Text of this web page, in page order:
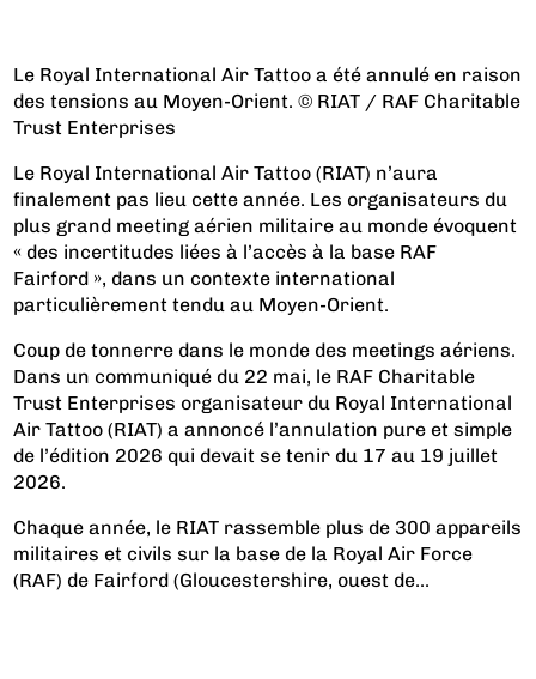
Le Royal International Air Tattoo a été annulé en raison
des tensions au Moyen-Orient. © RIAT / RAF Charitable
Trust Enterprises
Le Royal International Air Tattoo (RIAT) n’aura
finalement pas lieu cette année. Les organisateurs du
plus grand meeting aérien militaire au monde évoquent
« des incertitudes liées à l’accès à la base RAF
Fairford », dans un contexte international
particulièrement tendu au Moyen-Orient.
Coup de tonnerre dans le monde des meetings aériens.
Dans un communiqué du 22 mai, le RAF Charitable
Trust Enterprises organisateur du Royal International
Air Tattoo (RIAT) a annoncé l’annulation pure et simple
de l’édition 2026 qui devait se tenir du 17 au 19 juillet
2026.
Chaque année, le RIAT rassemble plus de 300 appareils
militaires et civils sur la base de la Royal Air Force
(RAF) de Fairford (Gloucestershire, ouest de...